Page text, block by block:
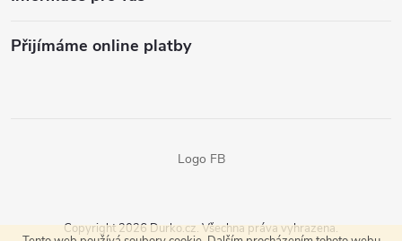
Přijímáme online platby
Logo FB
Copyright 2026 Durko.cz. Všechna práva vyhrazena.